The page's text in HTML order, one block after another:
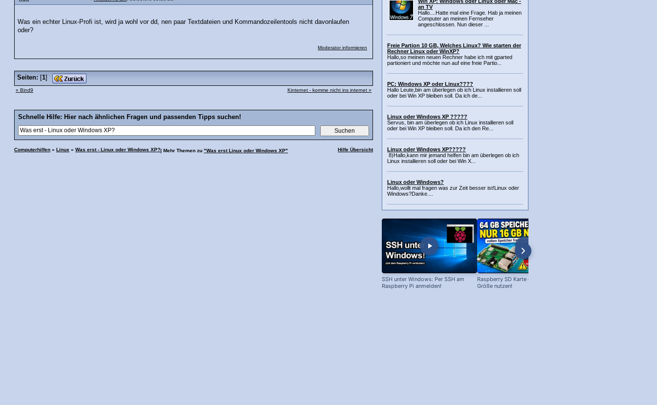
Was ein echter Linux-Profi ist, wird ja wohl vor dd, nen paar Textdateien und Kommandozeilentools nicht davonlaufen
oder?
Moderator informieren
Seiten: [1]
« Bind9 Kinternet - komme nicht ins internet »
Schnelle Hilfe: Hier nach ähnlichen Fragen und passenden Tipps suchen!
Computerhilfen » Linux » Was erst - Linux oder Windows XP? Hilfe Übersicht
| Mehr Themen zu "Was erst Linux oder Windows XP"
Win XP: Windows oder Linux oder Mac -
an TV
Hallo....Hatte mal eine Frage. Hab ja meinen
Computer an meinen Fernseher
angeschlossen. Nun dieser ...
Freie Partion 10 GB, Welches Linux? Wie starten der
Rechner Linux oder WinXP?
Hallo,so meinen neuen Rechner habe ich mit gparted
partioniert und möchte nun auf eine freie Partio...
PC: Windows XP oder Linux????
Hallo Leute,bin am überlegen ob ich Linux installieren soll
oder bei Win XP bleiben soll. Da ich de...
Linux oder Windows XP ?????
Servus, bin am überlegen ob ich Linux installieren soll
oder bei Win XP bleiben soll. Da ich den Re...
Linux oder Windows XP?????
8)Hallo,kann mir jemand helfen bin am überlegen ob ich
Linux installieren soll oder bei Win X...
Linux oder Windows?
Hallo,wollt mal fragen was zur Zeit besser ist!Linux oder
Windows?Danke....
SSH unter Windows: Per SSH am
Raspberry Pi anmelden!
Raspberry SD Karte erweitern - volle
Größe nutzen!